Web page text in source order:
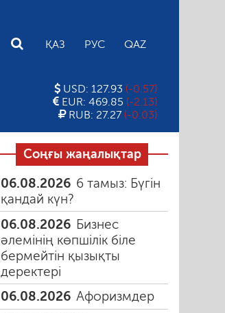
ҚАЗ РУС QAZ
USD: 127.93 (-0.57)
EUR: 469.85 (-2.13)
RUB: 27.27 (-0.03)
30.07.2026 Цифрлық теңсіздік.
Соңғы жаңалықтар
06.08.2026 6 тамыз: Бүгін
қандай күн?
06.08.2026 Бизнес
әлемінің көпшілік біле
бермейтін қызықты
деректері
06.08.2026 Афоризмдер